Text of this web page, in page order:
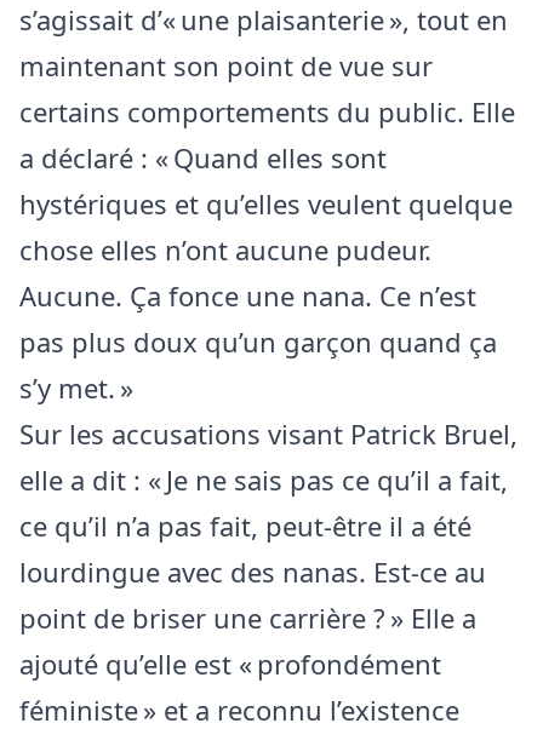
s’agissait d’« une plaisanterie », tout en
maintenant son point de vue sur
certains comportements du public. Elle
a déclaré : « Quand elles sont
hystériques et qu’elles veulent quelque
chose elles n’ont aucune pudeur.
Aucune. Ça fonce une nana. Ce n’est
pas plus doux qu’un garçon quand ça
s’y met. »
Sur les accusations visant Patrick Bruel,
elle a dit : « Je ne sais pas ce qu’il a fait,
ce qu’il n’a pas fait, peut-être il a été
lourdingue avec des nanas. Est-ce au
point de briser une carrière ? » Elle a
ajouté qu’elle est « profondément
féministe » et a reconnu l’existence